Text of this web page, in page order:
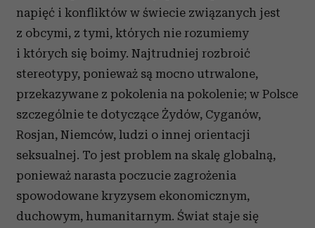
napięć i konfliktów w świecie związanych jest
z obcymi, z tymi, których nie rozumiemy
i których się boimy. Najtrudniej rozbroić
stereotypy, ponieważ są mocno utrwalone,
przekazywane z pokolenia na pokolenie; w Polsce
szczególnie te dotyczące Żydów, Cyganów,
Rosjan, Niemców, ludzi o innej orientacji
seksualnej. To jest problem na skalę globalną,
ponieważ narasta poczucie zagrożenia
spowodowane kryzysem ekonomicznym,
duchowym, humanitarnym. Świat staje się